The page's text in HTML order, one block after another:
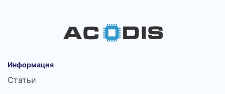
Информация
Статьи